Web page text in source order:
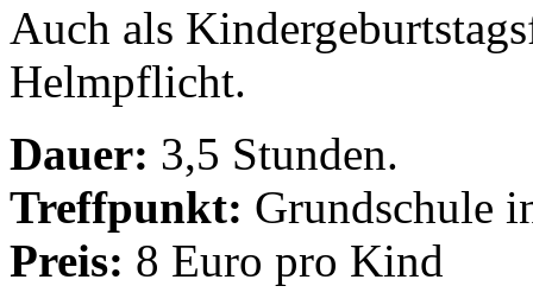
Auch als
Helmpflicht.
Dauer: 3,5 Stunden.
Treffpunkt: Grundschule
Preis: 8 Euro pro Kind